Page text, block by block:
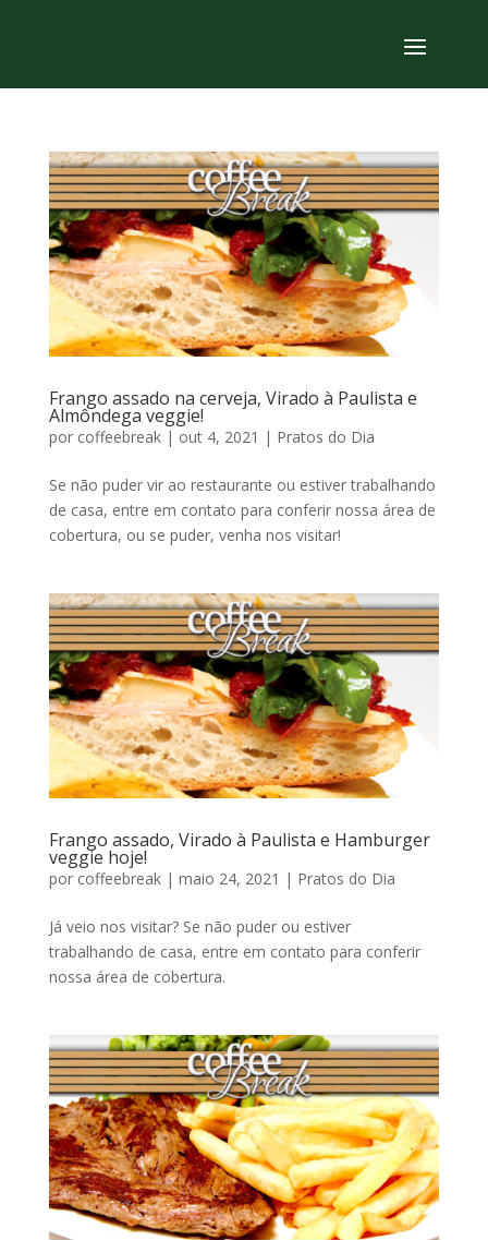
Frango assado na cerveja, Virado à Paulista e
Almôndega veggie!
por coffeebreak| out 4, 2021 | Pratos do Dia
Se não puder vir ao restaurante ou estiver trabalhando
de casa, entre em contato para conferir nossa área de
cobertura, ou se puder, venha nos visitar!
Frango assado, Virado à Paulista e Hamburger
veggie hoje!
por coffeebreak| maio 24, 2021 | Pratos do Dia
Já veio nos visitar? Se não puder ou estiver
trabalhando de casa, entre em contato para conferir
nossa área de cobertura.